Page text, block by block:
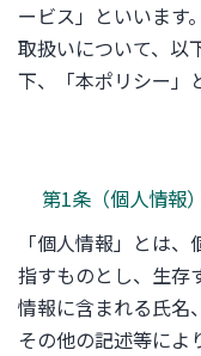
ービス」といいます
取扱いについて、以
下、「本ポリシー」
第1条（個人情報）
「個人情報」とは
指すものとし、生存
情報に含まれる氏名
その他の記述等によ